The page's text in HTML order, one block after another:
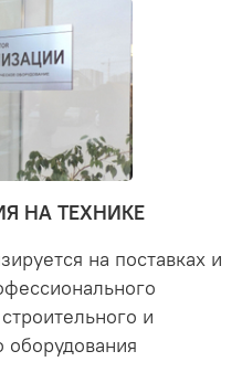
НА ТЕХНИКЕ
на поставках и
и